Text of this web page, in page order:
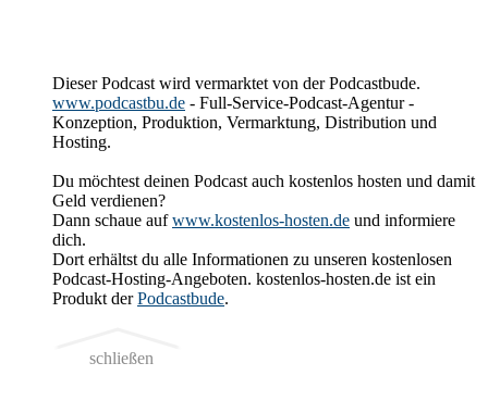
Dieser Podcast wird vermarktet von der Podcastbude.
www.podcastbu.de - Full-Service-Podcast-Agentur -
Konzeption, Produktion, Vermarktung, Distribution und
Hosting.
Du möchtest deinen Podcast auch kostenlos hosten und damit
Geld verdienen?
Dann schaue aufwww.kostenlos-hosten.de und informiere
dich.
Dort erhältst du alle Informationen zu unseren kostenlosen
Podcast-Hosting-Angeboten. kostenlos-hosten.de ist ein
Produkt derPodcastbude.
schließen